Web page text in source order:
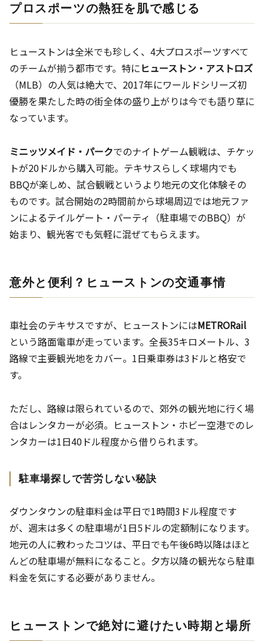
プロスポーツの熱狂を肌で感じる
ヒューストンは全米でも珍しく、4大プロスポーツすべて
のチームが揃う都市です。特にヒューストン・アストロズ
（MLB）の人気は絶大で、2017年にワールドシリーズ初
優勝を果たした時の街全体の盛り上がりは今でも語り草に
なっています。
ミニッツメイド・パークでのナイトゲーム観戦は、チケッ
トが20ドルから購入可能。テキサスらしく球場内でも
BBQが楽しめ、試合観戦というより地元の文化体験その
ものです。試合開始の2時間前から球場周辺では地元ファ
ンによるテイルゲート・パーティ（駐車場でのBBQ）が
始まり、観光客でも気軽に混ぜてもらえます。
意外と便利？ヒューストンの交通事情
車社会のテキサスですが、ヒューストンにはMETRORail
という路面電車が走っています。全長35キロメートル、3
路線で主要観光地をカバー。1日乗車券は3ドルと格安で
す。
ただし、路線は限られているので、郊外の観光地に行く場
合はレンタカーが必須。ヒューストン・ホビー空港でのレ
ンタカーは1日40ドル程度から借りられます。
駐車場探しで苦労しない秘訣
ダウンタウンの駐車料金は平日で1時間3ドル程度です
が、週末は多くの駐車場が1日5ドルの定額制になります。
地元の人に教わったコツは、平日でも午後6時以降はほと
んどの駐車場が無料になること。夕方以降の観光なら駐車
料金を気にする必要がありません。
ヒューストンで絶対に避けたい時期と場所